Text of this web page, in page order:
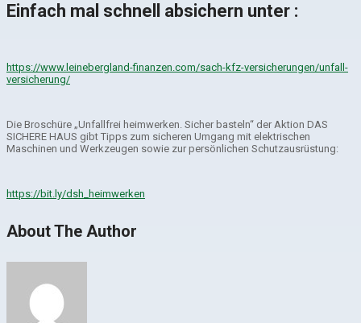
Einfach mal schnell absichern unter :
https://www.leinebergland-finanzen.com/sach-kfz-versicherungen/unfall-
versicherung/
Die Broschüre „Unfallfrei heimwerken. Sicher basteln“ der Aktion DAS
SICHERE HAUS gibt Tipps zum sicheren Umgang mit elektrischen
Maschinen und Werkzeugen sowie zur persönlichen Schutzausrüstung:
https://bit.ly/dsh_heimwerken
About The Author